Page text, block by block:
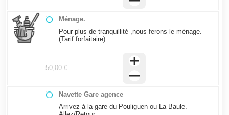
Ménage.
Pour plus de tranquillité ,nous ferons le ménage.
(Tarif forfaitaire).
50,00 €
Navette Gare agence
Arrivez à la gare du Pouliguen ou La Baule.